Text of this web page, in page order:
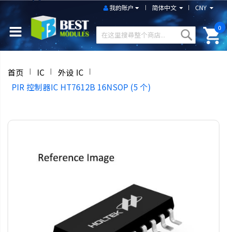
CNY
简体中文
我的账户
0
首页 IC
外设 IC
PIR 控制器IC HT7612B 16NSOP (5 个)